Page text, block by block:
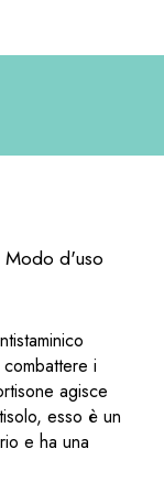
Modo d'uso
i
agisce
esso è un
e ha una